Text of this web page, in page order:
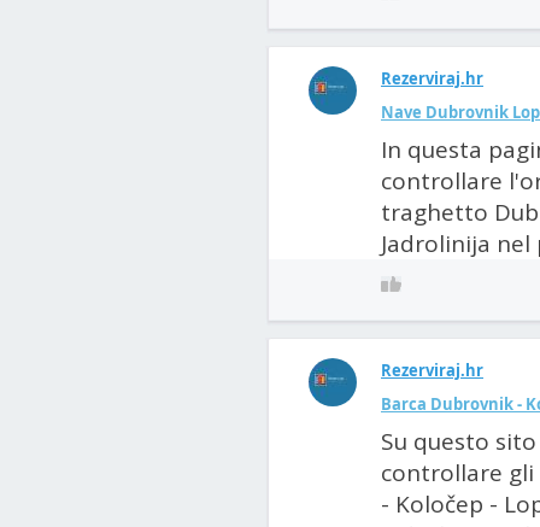
Rezerviraj.hr
Nave Dubrovnik
In questa
controllare
traghetto
Jadrolinija nel
Rezerviraj.hr
Barca Dubrovnik -
Su questo
controllare
- Koločep -